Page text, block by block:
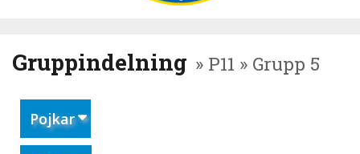
Gruppindelning » P11 » Grupp 5
Pojkar